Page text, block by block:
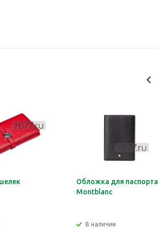
Обложка для паспорта
Montblanc
В наличии